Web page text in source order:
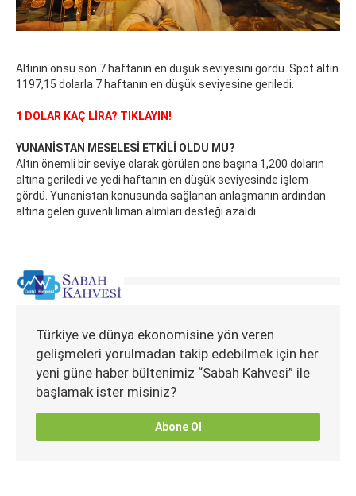
Altının onsu son 7 haftanın en düşük seviyesini gördü. Spot altın
1197,15 dolarla 7 haftanın en düşük seviyesine geriledi.
1 DOLAR KAÇ LİRA? TIKLAYIN!
YUNANİSTAN MESELESİ ETKİLİ OLDU MU?
Altın önemli bir seviye olarak görülen ons başına 1,200 doların
altına geriledi ve yedi haftanın en düşük seviyesinde işlem
gördü. Yunanistan konusunda sağlanan anlaşmanın ardından
altına gelen güvenli liman alımları desteği azaldı.
Türkiye ve dünya ekonomisine yön veren
gelişmeleri yorulmadan takip edebilmek için her
yeni güne haber bültenimiz “Sabah Kahvesi” ile
başlamak ister misiniz?
Abone Ol